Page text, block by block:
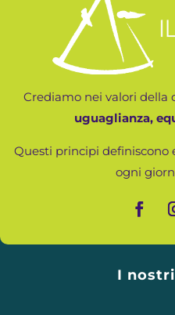
Crediamo nei valori della
uguaglianza,
Questi principi
ogni
I